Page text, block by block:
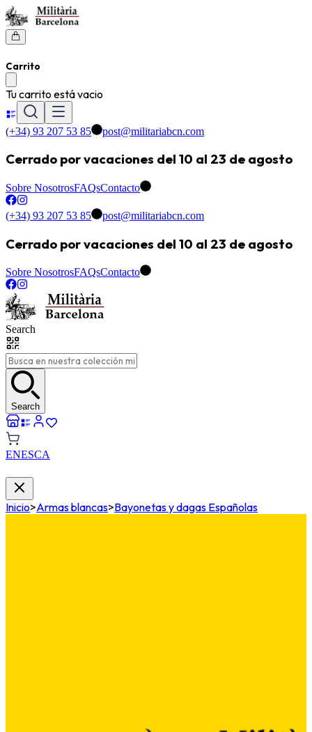
Carrito
Tu carrito está vacio
(+34) 93 207 53 85 post@militariabcn.com
Cerrado por vacaciones del 10 al 23 de agosto
Sobre NosotrosFAQsContacto
(+34) 93 207 53 85 post@militariabcn.com
Cerrado por vacaciones del 10 al 23 de agosto
Sobre NosotrosFAQsContacto
Search
Search
ENESCA
Inicio>Armas blancas>Bayonetas y dagas Españolas